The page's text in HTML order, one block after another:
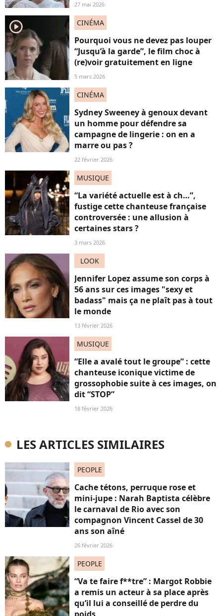
27 mai 2026
player2 CINÉMA
Pourquoi vous ne devez pas louper
“Jusqu’à la garde”, le film choc à
(re)voir gratuitement en ligne
5 mars 2026
CINÉMA
Sydney Sweeney à genoux devant
un homme pour défendre sa
campagne de lingerie : on en a
marre ou pas ?
22 février 2026
MUSIQUE
“La variété actuelle est à ch…”,
fustige cette chanteuse française
controversée : une allusion à
certaines stars ?
3 mars 2026
LOOK
Jennifer Lopez assume son corps à
56 ans sur ces images "sexy et
badass" mais ça ne plaît pas à tout
le monde
13 février 2026
MUSIQUE
“Elle a avalé tout le groupe” : cette
chanteuse iconique victime de
grossophobie suite à ces images, on
dit “STOP”
18 février 2026
LES ARTICLES SIMILAIRES
PEOPLE
Cache tétons, perruque rose et
mini-jupe : Narah Baptista célèbre
le carnaval de Rio avec son
compagnon Vincent Cassel de 30
ans son aîné
26 février 2026
PEOPLE
“Va te faire f**tre” : Margot Robbie
a remis un acteur à sa place après
qu’il lui a conseillé de perdre du